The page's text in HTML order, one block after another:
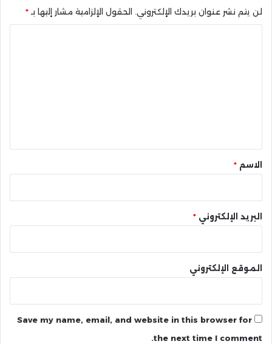
لن يتم نشر عنوان بريدك الإلكتروني. الحقول الإلزامية مشار إليها بـ*
* الاسم *
البريد الإلكتروني *
الموقع الإلكتروني
Save my name, email, and website in this browser for
the next time I comment.